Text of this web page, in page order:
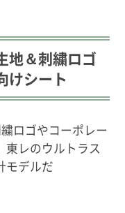
地＆刺繍ロゴ
けシート
ロゴやコーポレー
東レのウルトラス
モデルだ